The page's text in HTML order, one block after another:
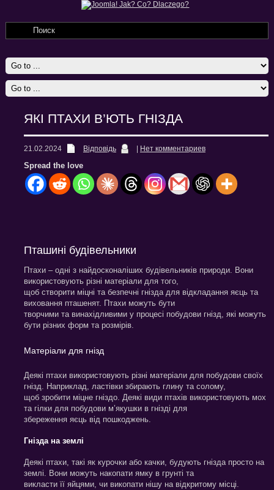
ЯКІ ПТАХИ В’ЮТЬ ГНІЗДА
21.02.2024 Відповідь Нет комментариев
Spread the love
Пташині будівельники
Птахи – одні з найдосконаліших будівельників природи. Вони
використовують різні матеріали для того,
щоб створити міцні та безпечні гнізда для відкладання яєць та
виховання пташенят. Птахи можуть бути
творчими та винахідливими у процесі побудови гнізд, які можуть
бути різних форм та розмірів.
Матеріали для гнізд
Деякі птахи використовують різні матеріали для побудови своїх
гнізд. Наприклад, ластівки збирають глину та солому,
щоб зробити міцне гніздо. Деякі види птахів використовують мох
та гілки для побудови м’якушки в гнізді для
збереження яєць від пошкоджень.
Гнізда на землі
Деякі птахи, такі як курочки або качки, будують гнізда просто на
землі. Вони можуть накопати ямку в грунті та
викласти її яйцями, чи викопати нішу на відкритому місці.